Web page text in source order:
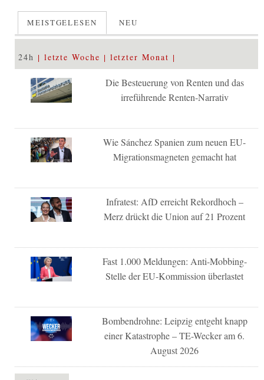
MEISTGELESEN NEU
24h letzte Woche letzter Monat
Die Besteuerung von Renten und das
irreführende Renten-Narrativ
Wie Sánchez Spanien zum neuen EU-
Migrationsmagneten gemacht hat
Infratest: AfD erreicht Rekordhoch –
Merz drückt die Union auf 21 Prozent
Fast 1.000 Meldungen: Anti-Mobbing-
Stelle der EU-Kommission überlastet
Bombendrohne: Leipzig entgeht knapp
einer Katastrophe – TE-Wecker am 6.
August 2026